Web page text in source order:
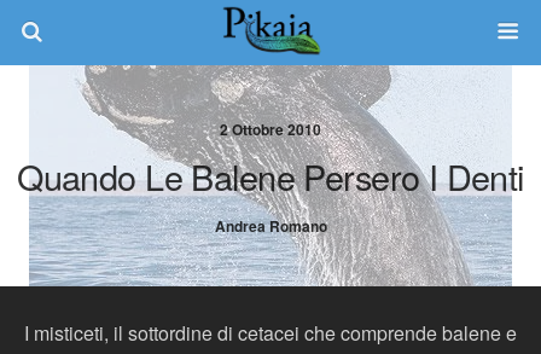
2 Ottobre 2010
Quando Le Balene Persero I Denti
Andrea Romano
I misticeti, il sottordine di cetacei che comprende balene e